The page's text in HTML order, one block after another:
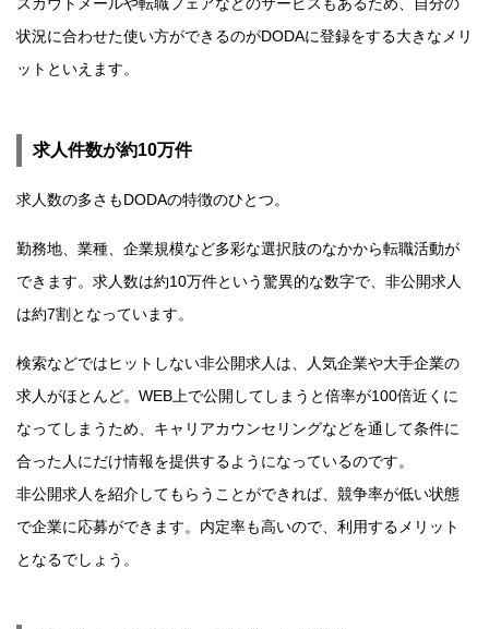
状況に合わせた使い方ができるのがDODAに登録をする大きなメリ
ットといえます。
求人件数が約10万件
求人数の多さもDODAの特徴のひとつ。
勤務地、業種、企業規模など多彩な選択肢のなかから転職活動が
できます。求人数は約10万件という驚異的な数字で、非公開求人
は約7割となっています。
検索などではヒットしない非公開求人は、人気企業や大手企業の
求人がほとんど。WEB上で公開してしまうと倍率が100倍近くに
なってしまうため、キャリアカウンセリングなどを通して条件に
合った人にだけ情報を提供するようになっているのです。
非公開求人を紹介してもらうことができれば、競争率が低い状態
で企業に応募ができます。内定率も高いので、利用するメリット
となるでしょう。